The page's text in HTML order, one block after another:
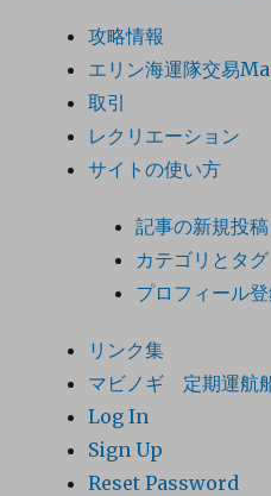
攻略情報
エリン海運隊交易
取引
レクリエーション
サイトの使い方
記事の新規投稿
カテゴリとタグ
プロフィール
リンク集
マビノギ 定期運航
Log In
Sign Up
Reset Password